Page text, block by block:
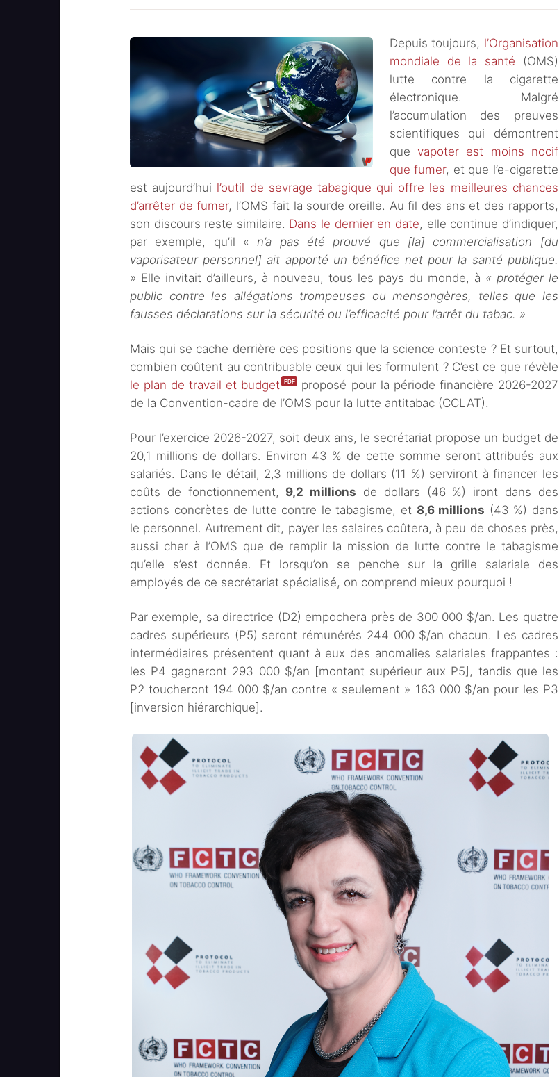
Depuis toujours, l’Organisation
mondiale de la santé (OMS)
lutte contre la cigarette
électronique. Malgré
l’accumulation des preuves
scientifiques qui démontrent
que vapoter est moins nocif
que fumer, et que l’e-cigarette
est aujourd’hui l’outil de sevrage tabagique qui offre les meilleures chances
d’arrêter de fumer, l’OMS fait la sourde oreille. Au fil des ans et des rapports,
son discours reste similaire. Dans le dernier en date, elle continue d’indiquer,
par exemple, qu’il «n’a pas été prouvé que [la] commercialisation [du
vaporisateur personnel] ait apporté un bénéfice net pour la santé publique.
» Elle invitait d’ailleurs, à nouveau, tous les pays du monde, à « protéger le
public contre les allégations trompeuses ou mensongères, telles que les
fausses déclarations sur la sécurité ou l’efficacité pour l’arrêt du tabac. »
Mais qui se cache derrière ces positions que la science conteste ? Et surtout,
combien coûtent au contribuable ceux qui les formulent ? C’est ce que révèle
le plan de travail et budget
proposé pour la période financière 2026-2027
de la Convention-cadre de l’OMS pour la lutte antitabac (CCLAT).
Pour l’exercice 2026-2027, soit deux ans, le secrétariat propose un budget de
20,1 millions de dollars. Environ 43 % de cette somme seront attribués aux
salariés. Dans le détail, 2,3 millions de dollars (11 %) serviront à financer les
coûts de fonctionnement, 9,2 millions de dollars (46 %) iront dans des
actions concrètes de lutte contre le tabagisme, et 8,6 millions (43 %) dans
le personnel. Autrement dit, payer les salaires coûtera, à peu de choses près,
aussi cher à l’OMS que de remplir la mission de lutte contre le tabagisme
qu’elle s’est donnée. Et lorsqu’on se penche sur la grille salariale des
employés de ce secrétariat spécialisé, on comprend mieux pourquoi !
Par exemple, sa directrice (D2) empochera près de 300 000 $/an. Les quatre
cadres supérieurs (P5) seront rémunérés 244 000 $/an chacun. Les cadres
intermédiaires présentent quant à eux des anomalies salariales frappantes :
les P4 gagneront 293 000 $/an [montant supérieur aux P5], tandis que les
P2 toucheront 194 000 $/an contre « seulement » 163 000 $/an pour les P3
[inversion hiérarchique].